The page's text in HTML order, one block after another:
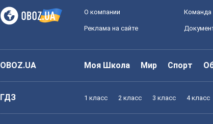
О компании Команда
Реклама на сайте
OBOZ.UA Моя Школа Мир Спорт
ГДЗ 1 класс 2 класс 3 класс 4 класс